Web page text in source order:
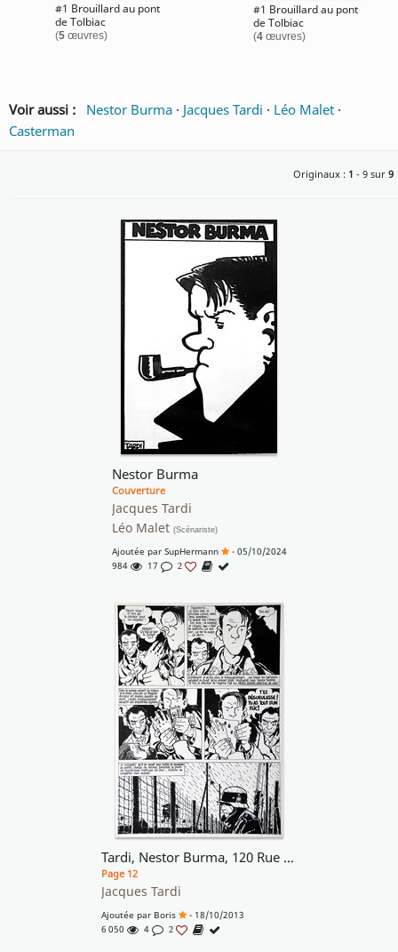
#1 Brouillard au pont
de Tolbiac
(5œuvres)
#1 Brouillard au pont
de Tolbiac
(4 œuvres)
Voir aussi : Nestor Burma · Jacques Tardi · Léo Malet ·
Casterman
Originaux : 1 - 9 sur 9
Nestor Burma
Couverture
Jacques Tardi
Léo Malet (Scénariste)
Ajoutée par SupHermann
- 05/10/2024
984
17 2
Tardi, Nestor Burma, 120 Rue de la Gare
Page 12
Jacques Tardi
Ajoutée par Boris
- 18/10/2013
6 050
4 2